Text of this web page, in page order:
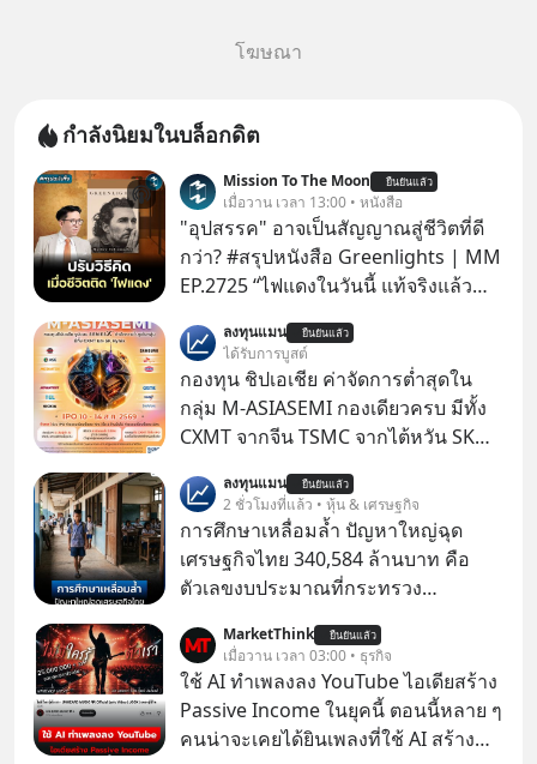
โฆษณา
กำลังนิยมในบล็อกดิต
Mission To The Moon ยืนยันแล้ว
เมื่อวาน เวลา 13:00 • หนังสือ
"อุปสรรค" อาจเป็นสัญญาณสู่ชีวิตที่ดี
กว่า? #สรุปหนังสือ Greenlights | MM
EP.2725 “ไฟแดงในวันนี้ แท้จริงแล้ว
เปลี่ยนสี” McConaughey ดาราดาวรุ่ง
ในยุคหนึ่ง เคยปฏิเสธเงินค่าตัวหนังรอม
คอมที่สูงถึง 14.5 ล้านดอลลาร์ (หรือ
ราว 500 ล้านบาท) เพียงเพราะเขาไม่
ตามมาคือ โทรศัพท์ของเขากลายเป็น
ความเงียบสนิทนานถึง 14 เดือนเต็ม แต่
ความเงียบและ "ไฟแดง" ในวันนั้นกลับ
กลายเป็นการถอยหลังเพื่อตั้งหลัก จนส่ง
ให้เขาก้าวขึ้นไปยืนถือรางวัลออสการ์
ในบทบาทที่เปลี่ยนชีวิตเขาไปตลอดกาล
ใน MM EP. นี้ เราจะมาร่วมถอดรหัส
และปรับวิธีคิดกันว่า Greenlight (ไฟ
เขียว) จะสร้างมันขึ้นมาล่วงหน้าด้วย
วินัยและความพร้อมได้อย่างไร?
ลงทุนแมน ยืนยันแล้ว
ได้รับการบูสต์
กองทุน ชิปเอเชีย ค่าจัดการต่ำสุดใน
กลุ่ม M-ASIASEMI กองเดียวครบ มีทั้ง
CXMT จากจีน TSMC จากไต้หวัน SK
ลงทุนแมน ยืนยันแล้ว
2 ชั่วโมงที่แล้ว • หุ้น & เศรษฐกิจ
การศึกษาเหลื่อมล้ำ ปัญหาใหญ่ฉุด
เศรษฐกิจไทย 340,584 ล้านบาท คือ
ตัวเลขงบประมาณที่กระทรวง
รายจ่ายประจำปี 2568 ซึ่งมากที่สุดเป็น
อันดับ 2 รองจากกระทรวงการคลัง
MarketThink ยืนยันแล้ว
เมื่อวาน เวลา 03:00 • ธุรกิจ
ใช้ AI ทำเพลงลง YouTube ไอเดียสร้าง
Passive Income ในยุคนี้ ตอนนี้หลาย ๆ
คนน่าจะเคยได้ยินเพลงที่ใช้ AI สร้าง